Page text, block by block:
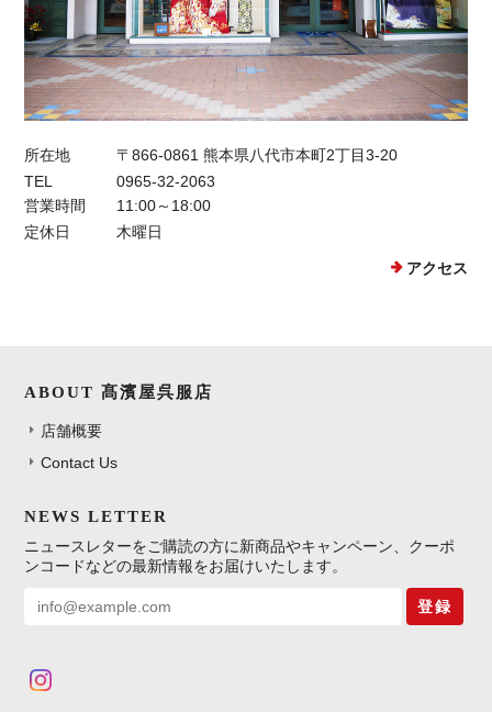
所在地
〒866-0861 熊本県八代市本町2丁目3-20
TEL
0965-32-2063
営業時間
11:00～18:00
定休日
木曜日
アクセス
ABOUT 髙濱屋呉服店
店舗概要
Contact Us
NEWS LETTER
ニュースレターをご購読の方に新商品やキャンペーン、クーポ
ンコードなどの最新情報をお届けいたします。
登録